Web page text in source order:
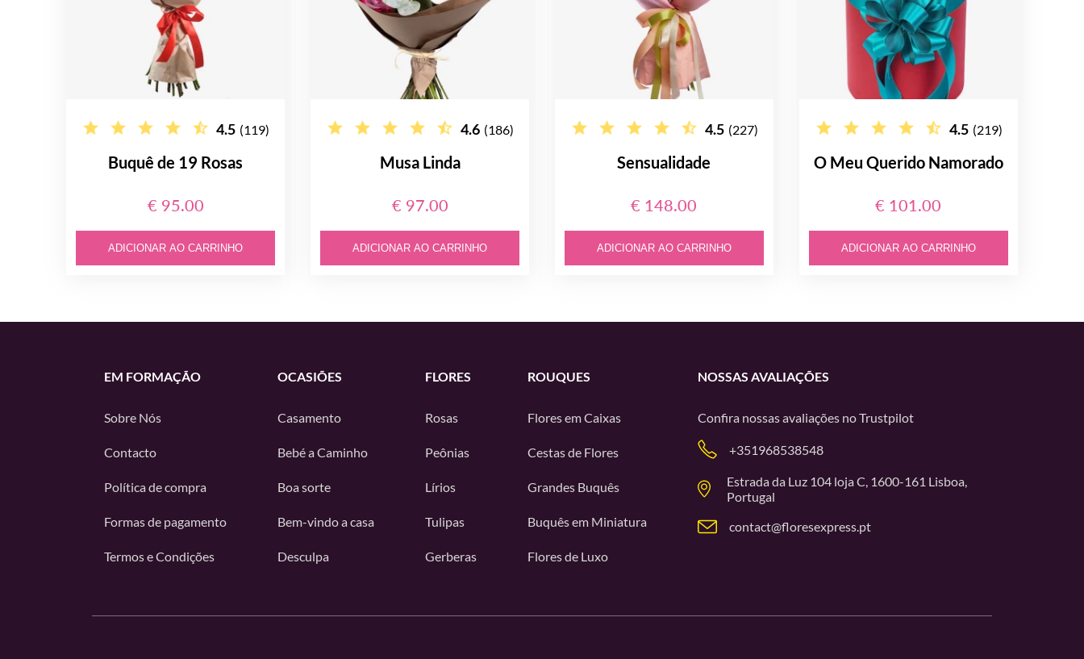
4.5 (119)
Buquê de 19 Rosas
€ 95.00
ADICIONAR AO CARRINHO
4.6 (186)
Musa Linda
€ 97.00
ADICIONAR AO CARRINHO
4.5 (227)
Sensualidade
€ 148.00
ADICIONAR AO CARRINHO
4.5 (219)
O Meu Querido Namorado
€ 101.00
ADICIONAR AO CARRINHO
EM FORMAÇÃO
Sobre Nós
Contacto
Política de compra
Formas de pagamento
Termos e Condições
OCASIÕES
Casamento
Bebé a Caminho
Boa sorte
Bem-vindo a casa
Desculpa
FLORES
Rosas
Peônias
Lírios
Tulipas
Gerberas
ROUQUES
Flores em Caixas
Cestas de Flores
Grandes Buquês
Buquês em Miniatura
Flores de Luxo
NOSSAS AVALIAÇÕES
Confira nossas avaliações noTrustpilot
+351968538548
Estrada da Luz 104 loja C, 1600-161 Lisboa,
Portugal
contact@floresexpress.pt